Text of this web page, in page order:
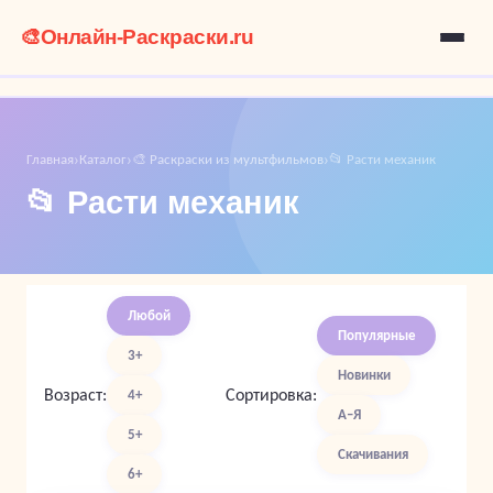
🎨Онлайн-Раскраски.ru
Главная›Каталог›🎨 Раскраски из мультфильмов›📂 Расти механик
📂 Расти механик
Возраст:
Любой
3+
4+
5+
6+
Сортировка:
Популярные
Новинки
А–Я
Скачивания